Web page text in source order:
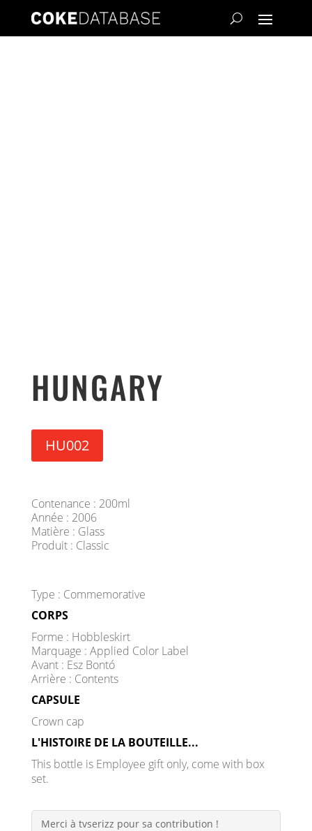
HUNGARY
HU002
Contenance : 200ml
Année : 2006
Matière : Glass
Produit : Classic
Type : Commemorative
CORPS
Forme : Hobbleskirt
Marquage : Applied Color Label
Avant : Esz Bontó
Arrière : Contents
CAPSULE
Crown cap
L'HISTOIRE DE LA BOUTEILLE...
This bottle is Employee gift only, come with box
set.
Merci à tvserizz pour sa contribution !